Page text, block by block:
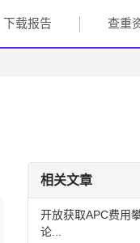
下载报告 查重
相关文章
开放获取APC费用
论...